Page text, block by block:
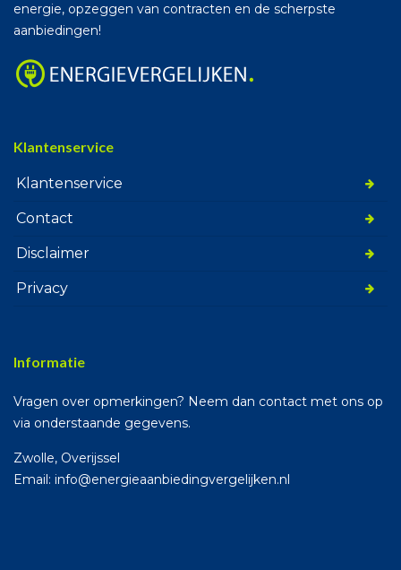
energie, opzeggen van contracten en de scherpste
aanbiedingen!
Klantenservice
Klantenservice
Contact
Disclaimer
Privacy
Informatie
Vragen over opmerkingen? Neem dan contact met ons op
via onderstaande gegevens.
Zwolle, Overijssel
Email: info@energieaanbiedingvergelijken.nl